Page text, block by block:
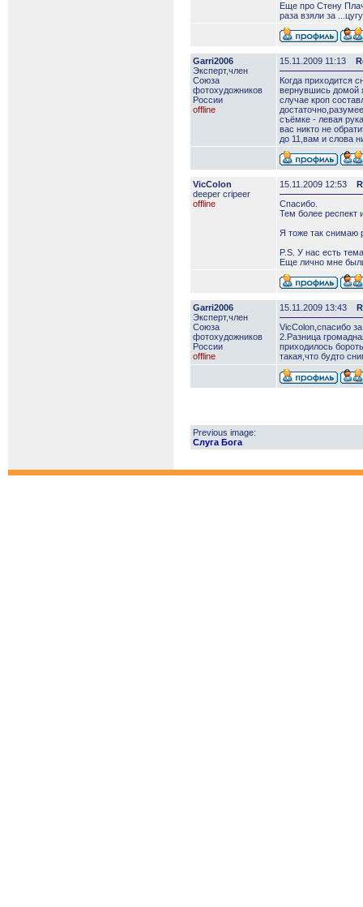
Еще про Стену
раза взяли за
Garri2006
Эксперт,член
Союза
фотохудожников
России
offline
15.11.2009 11:13
Когда приходится
вернувшись домой
случае кроп
съёмке - левая
вас никто не
до 11,вам и слова
VicColon
deeper сripeer
offline
15.11.2009 12:53
Спасибо.
Тем более респект
Я тоже так снимаю
P.S. У нас есть
Еще лично мне
Garri2006
Эксперт,член
Союза
фотохудожников
России
offline
15.11.2009 13:43
VicColon,спасибо
2.Разница
приходилось
такая,что будто
Previous image:
Слуга Бога